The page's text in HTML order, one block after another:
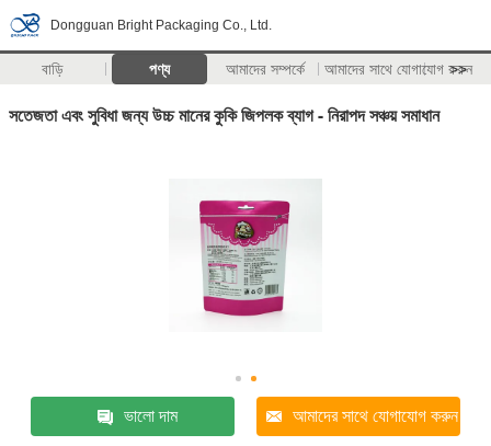
Dongguan Bright Packaging Co., Ltd.
বাড়ি পণ্য আমাদের সম্পর্কে আমাদের সাথে যোগাযোগ করুন
>>
সতেজতা এবং সুবিধা জন্য উচ্চ মানের কুকি জিপলক ব্যাগ - নিরাপদ সঞ্চয় সমাধান
ভালো দাম আমাদের সাথে যোগাযোগ করুন